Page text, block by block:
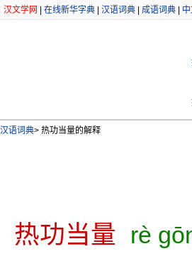
汉文学网 在线新华字典 汉语词典 成语词典
汉语词典> 热功当量的解释
热功当量 rè